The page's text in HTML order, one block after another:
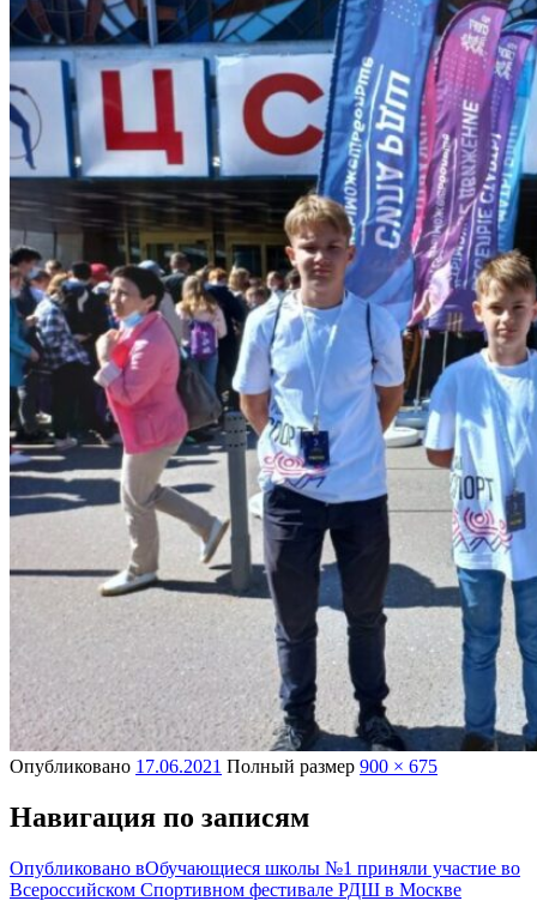
Опубликовано 17.06.2021 Полный размер 900 × 675
Навигация по записям
Опубликовано вОбучающиеся школы №1 приняли участие во
Всероссийском Спортивном фестивале РДШ в Москве